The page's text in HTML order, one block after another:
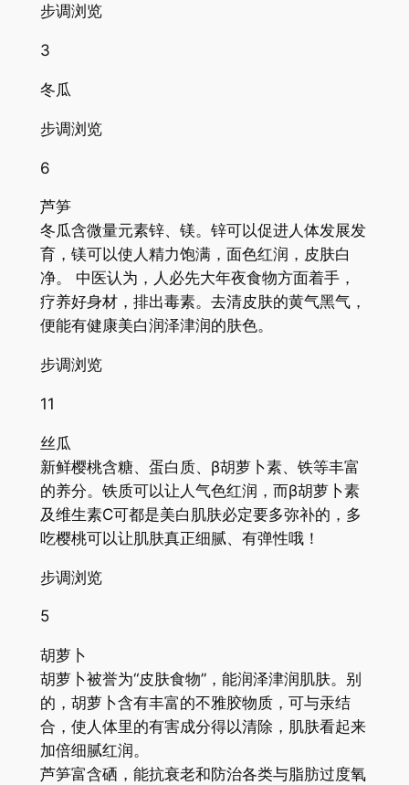
步调浏览
3
冬瓜
步调浏览
6
芦笋
冬瓜含微量元素锌、镁。锌可以促进人体发展发
育，镁可以使人精力饱满，面色红润，皮肤白
净。 中医认为，人必先大年夜食物方面着手，
疗养好身材，排出毒素。去清皮肤的黄气黑气，
便能有健康美白润泽津润的肤色。
步调浏览
11
丝瓜
新鲜樱桃含糖、蛋白质、β胡萝卜素、铁等丰富
的养分。铁质可以让人气色红润，而β胡萝卜素
及维生素C可都是美白肌肤必定要多弥补的，多
吃樱桃可以让肌肤真正细腻、有弹性哦！
步调浏览
5
胡萝卜
胡萝卜被誉为“皮肤食物”，能润泽津润肌肤。别
的，胡萝卜含有丰富的不雅胶物质，可与汞结
合，使人体里的有害成分得以清除，肌肤看起来
加倍细腻红润。
芦笋富含硒，能抗衰老和防治各类与脂肪过度氧